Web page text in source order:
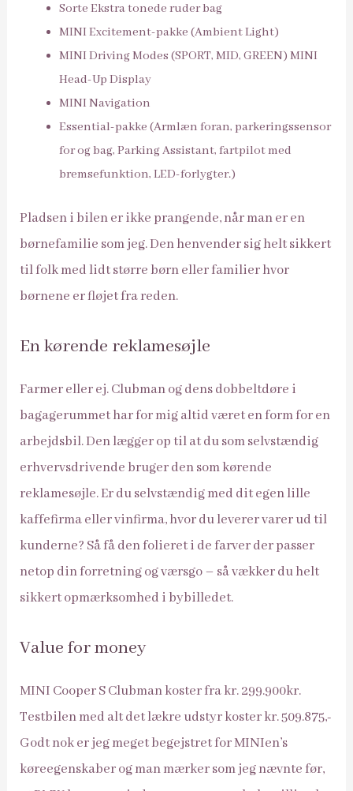
Sorte Ekstra tonede ruder bag
MINI Excitement-pakke (Ambient Light)
MINI Driving Modes (SPORT, MID, GREEN) MINI
Head-Up Display
MINI Navigation
Essential-pakke (Armlæn foran, parkeringssensor
for og bag, Parking Assistant, fartpilot med
bremsefunktion, LED-forlygter.)
Pladsen i bilen er ikke prangende, når man er en
børnefamilie som jeg. Den henvender sig helt sikkert
til folk med lidt større børn eller familier hvor
børnene er fløjet fra reden.
En kørende reklamesøjle
Farmer eller ej. Clubman og dens dobbeltdøre i
bagagerummet har for mig altid været en form for en
arbejdsbil. Den lægger op til at du som selvstændig
erhvervsdrivende bruger den som kørende
reklamesøjle. Er du selvstændig med dit egen lille
kaffefirma eller vinfirma, hvor du leverer varer ud til
kunderne? Så få den folieret i de farver der passer
netop din forretning og værsgo – så vækker du helt
sikkert opmærksomhed i bybilledet.
Value for money
MINI Cooper S Clubman koster fra kr. 299.900kr.
Testbilen med alt det lækre udstyr koster kr. 509.875,-
Godt nok er jeg meget begejstret for MINIen’s
køreegenskaber og man mærker som jeg nævnte før,